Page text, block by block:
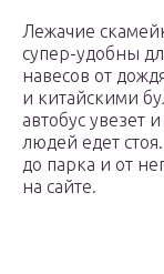
Лежачие
супер-удобны
навесов от
и китайскими
автобус увезет
людей едет
до парка и от
на сайте.